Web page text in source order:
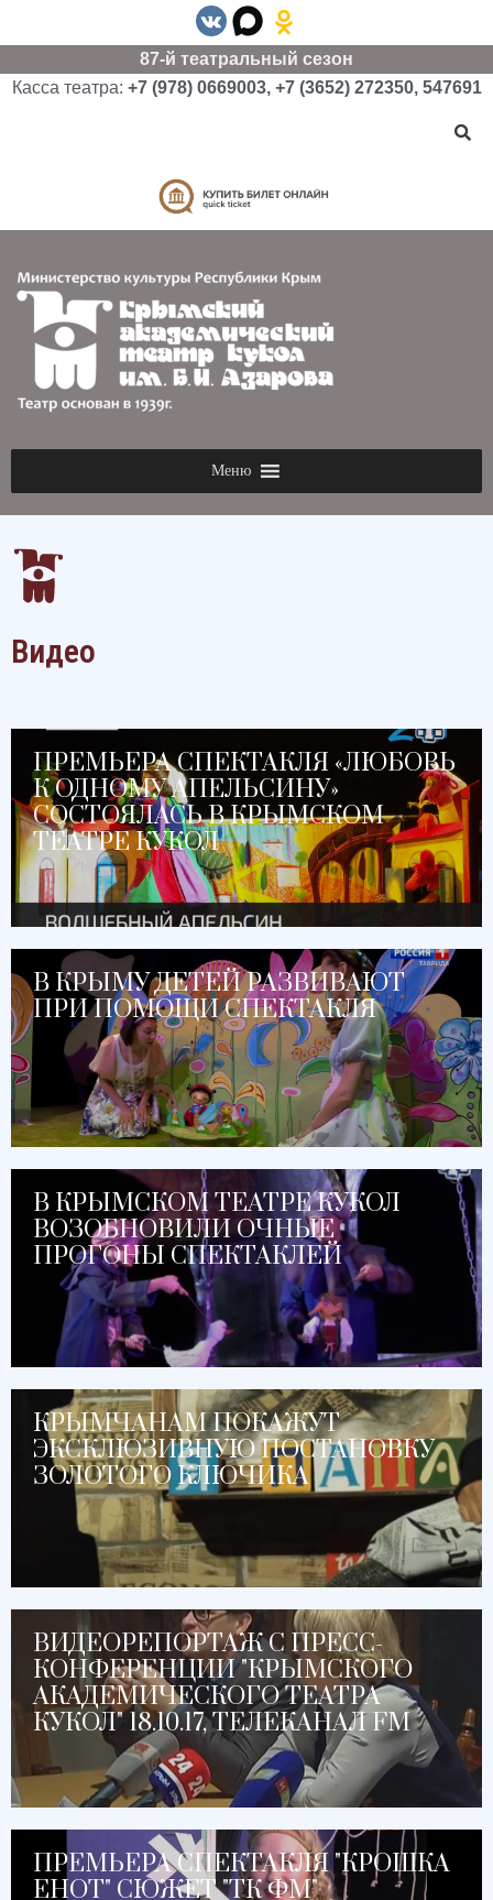
87-й театральный сезон
Касса театра: +7 (978) 0669003, +7 (3652) 272350, 547691
Меню
Видео
ПРЕМЬЕРА СПЕКТАКЛЯ «ЛЮБОВЬ
К ОДНОМУ АПЕЛЬСИНУ»
СОСТОЯЛАСЬ В КРЫМСКОМ
ТЕАТРЕ КУКОЛ
В КРЫМУ ДЕТЕЙ РАЗВИВАЮТ
ПРИ ПОМОЩИ СПЕКТАКЛЯ
В КРЫМСКОМ ТЕАТРЕ КУКОЛ
ВОЗОБНОВИЛИ ОЧНЫЕ
ПРОГОНЫ СПЕКТАКЛЕЙ
КРЫМЧАНАМ ПОКАЖУТ
ЭКСКЛЮЗИВНУЮ ПОСТАНОВКУ
ЗОЛОТОГО КЛЮЧИКА
ВИДЕОРЕПОРТАЖ С ПРЕСС-
КОНФЕРЕНЦИИ "КРЫМСКОГО
АКАДЕМИЧЕСКОГО ТЕАТРА
КУКОЛ" 18.10.17, ТЕЛЕКАНАЛ FM
ПРЕМЬЕРА СПЕКТАКЛЯ "КРОШКА
ЕНОТ" СЮЖЕТ "ТК ФМ"